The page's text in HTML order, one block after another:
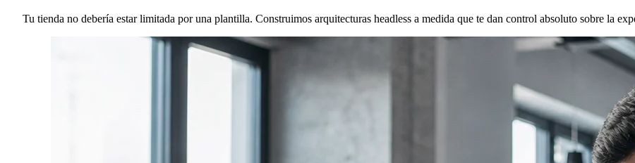
Tu tienda no debería estar limitada por una plantilla. Construimos arquitecturas headless a medida que te dan control absoluto sobre la